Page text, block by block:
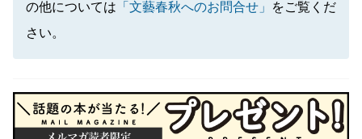
の他については 「文藝春秋へのお問合せ」
をご覧くだ
さい。